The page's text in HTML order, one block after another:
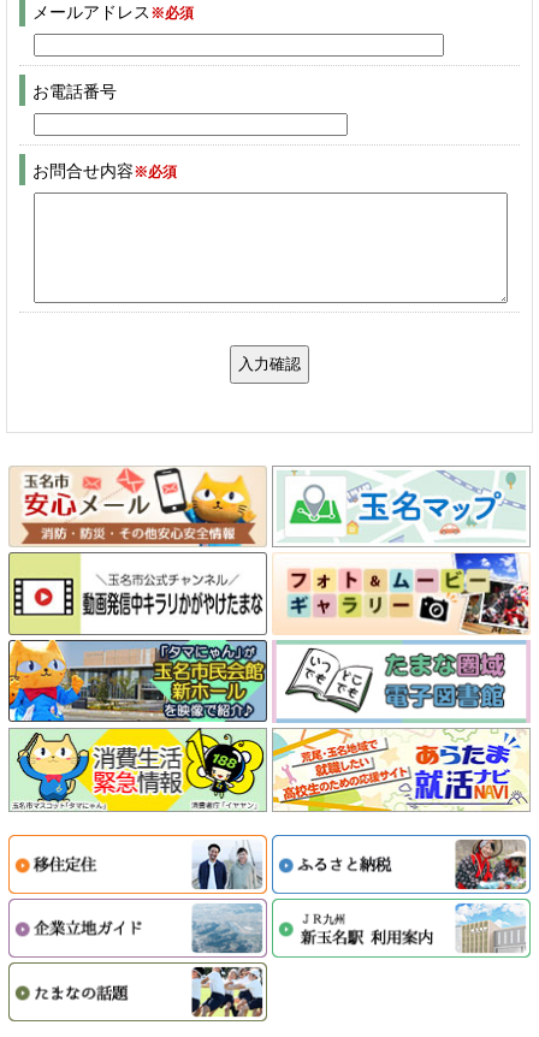
メールアドレス ※必須
お電話番号
お問合せ内容※必須